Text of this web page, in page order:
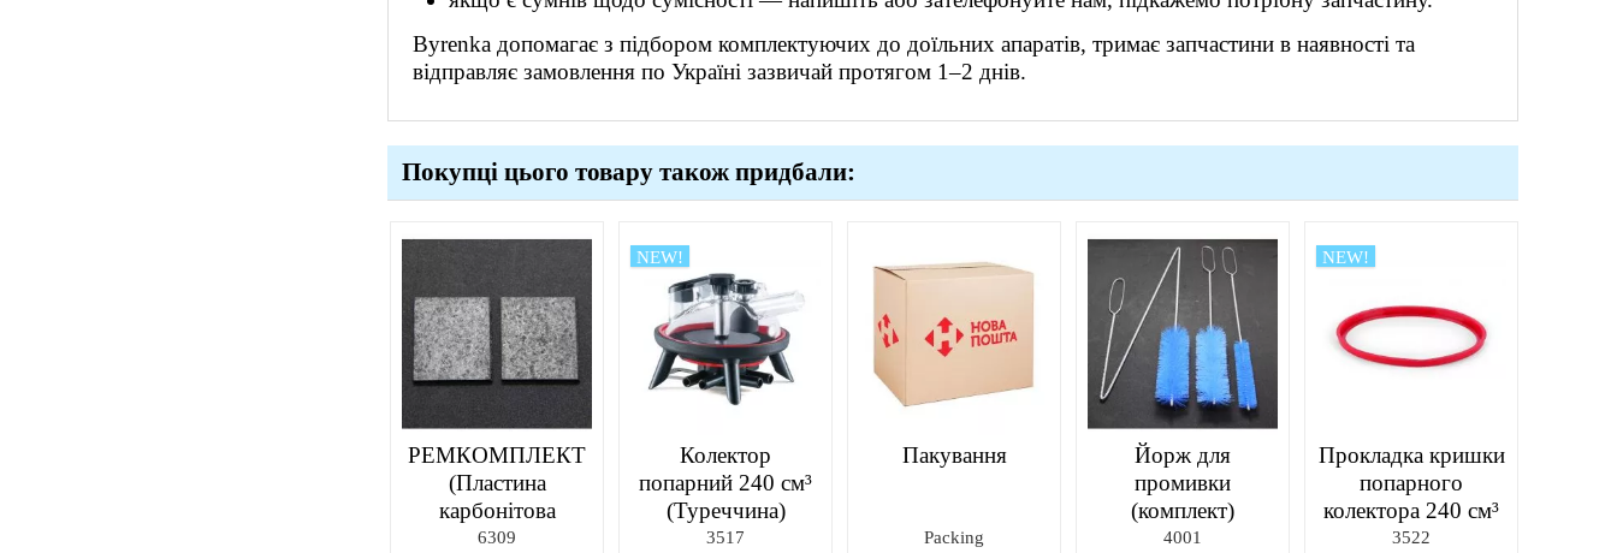
Byrenka допомагає з підбором комплектуючих до доїльних апаратів, тримає запчастини в наявності та
відправляє замовлення по Україні зазвичай протягом 1–2 днів.
Покупці цього товару також придбали:
РЕМКОМПЛЕКТ
(Пластина
карбонітова
50х45х5-2шт)
6309
NEW!
Колектор
попарний 240 см³
(Туреччина)
3517
Пакування
Packing
Йорж для
промивки
(комплект)
4001
NEW!
Прокладка кришки
попарного
колектора 240 см³
(Туреччина)
3522